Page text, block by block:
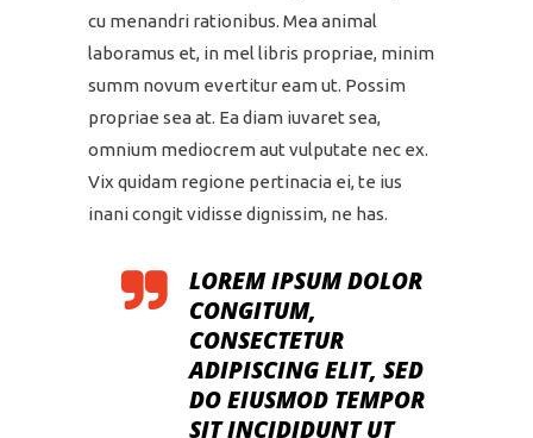
cu menandri rationibus. Mea animal
laboramus et, in mel libris propriae, minim
summ novum evertitur eam ut. Possim
propriae sea at. Ea diam iuvaret sea,
omnium mediocrem aut vulputate nec ex.
Vix quidam regione pertinacia ei, te ius
inani congit vidisse dignissim, ne has.
LOREM IPSUM DOLOR
CONGITUM,
CONSECTETUR
ADIPISCING ELIT, SED
DO EIUSMOD TEMPOR
SIT INCIDIDUNT UT